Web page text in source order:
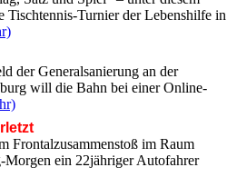
Tischtennis-Turnier der Lebenshilfe in
der Generalsanierung an der
will die Bahn bei einer Online-
Frontalzusammenstoß im Raum
Morgen ein 22jähriger Autofahrer